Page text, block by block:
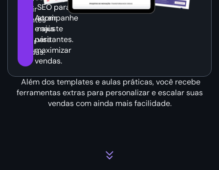
atrair
clientes
gerar
vendas.
SEO para
atrair
mais
visitantes.
Acompanhe
e ajuste
para
maximizar
vendas.
Além dos templates e aulas práticas, você recebe
ferramentas extras para personalizar e escalar suas
vendas com ainda mais facilidade.